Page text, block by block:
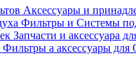
Аксессуары и
Фильтры и Системы
Запчасти и аксессуара
Фильтры а аксессуары для